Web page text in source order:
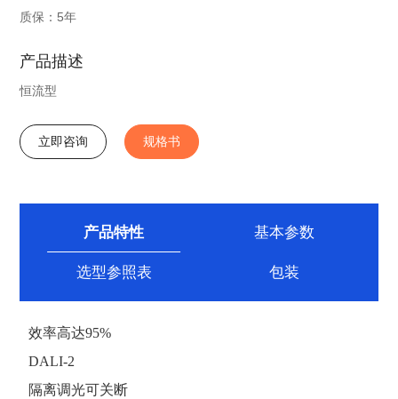
质保：5年
产品描述
恒流型
立即咨询 规格书
产品特性 基本参数
选型参照表 包装
效率高达95%
DALI-2
隔离调光可关断